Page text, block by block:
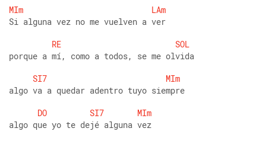
MIm
LAm
Si alguna vez no me vuelven a ver
RE
SOL
porque a mí, como a todos, se me olvida
SI7
MIm
algo va a quedar adentro tuyo siempre
DO
SI7
MIm
algo que yo te dejé alguna vez